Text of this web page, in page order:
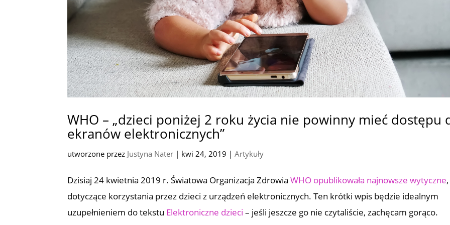
WHO – „dzieci poniżej 2 roku życia nie powinny mieć dostępu
ekranów elektronicznych”
utworzone przez Justyna Nater | kwi 24, 2019 |Artykuły
Dzisiaj 24 kwietnia 2019 r. Światowa Organizacja ZdrowiaWHO opublikowała najnowsze wytyczne,
dotyczące korzystania przez dzieci z urządzeń elektronicznych. Ten krótki wpis będzie idealnym
uzupełnieniem do tekstu Elektroniczne dzieci – jeśli jeszcze go nie czytaliście, zachęcam gorąco.